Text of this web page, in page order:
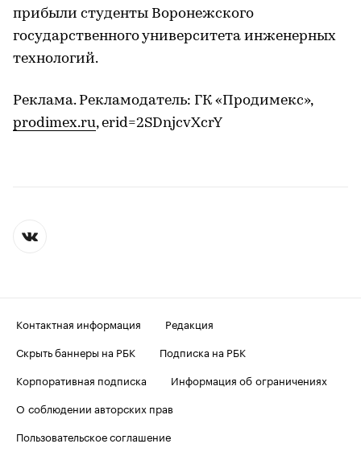
прибыли студенты Воронежского
государственного университета инженерных
технологий.
Реклама. Рекламодатель: ГК «Продимекс»,
prodimex.ru, erid=2SDnjcvXcrY
Контактная информация
Редакция
Скрыть баннеры на РБК
Подписка на РБК
Корпоративная подписка
Информация об ограничениях
О соблюдении авторских прав
Пользовательское соглашение